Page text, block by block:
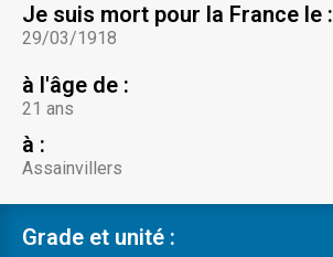
Je suis mort pour la France le :
29/03/1918
à l'âge de :
21 ans
à :
Assainvillers
Grade et unité :